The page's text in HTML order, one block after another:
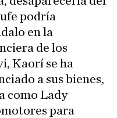
podría
en la
de los
Kaorí se ha
a sus bienes,
como Lady
para